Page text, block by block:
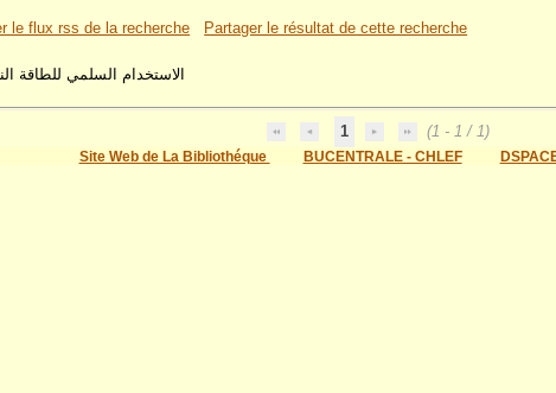
le flux rss de la recherche Partager le résultat de cette recherche
الاستخدام السلمي للطاقة
1 (1 - 1 / 1)
Site Web de La Bibliothéque BUCENTRALE - CHLEF